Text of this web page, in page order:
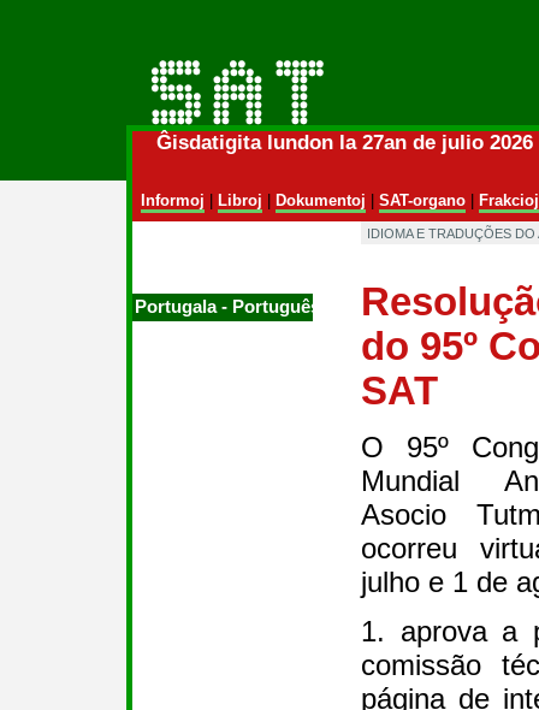
Ĝisdatigita lundon la 27an de julio
Informoj Libroj Dokumentoj SAT-organo| Frakcioj
Portugala ‑ Português
IDIOMA E TRADUÇÕES
do 95º
SAT
O 95º
Mundial
Asocio
ocorreu
julho e 1 de
1. aprova a
comissão
página de